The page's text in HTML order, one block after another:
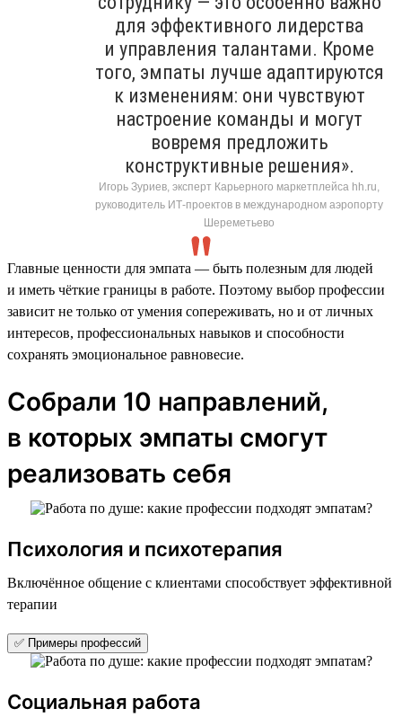
для эффективного лидерства
и управления талантами. Кроме
того, эмпаты лучше адаптируются
к изменениям: они чувствуют
настроение команды и могут
вовремя предложить
конструктивные решения».
Игорь Зуриев, эксперт Карьерного маркетплейса hh.ru,
руководитель ИТ-проектов в международном аэропорту
Шереметьево
Главные ценности для эмпата — быть полезным для людей
и иметь чёткие границы в работе. Поэтому выбор профессии
зависит не только от умения сопереживать, но и от личных
интересов, профессиональных навыков и способности
сохранять эмоциональное равновесие.
Собрали 10 направлений,
в которых эмпаты смогут
реализовать себя
Психология и психотерапия
Включённое общение с клиентами способствует эффективной
терапии
✅ Примеры профессий
Социальная работа